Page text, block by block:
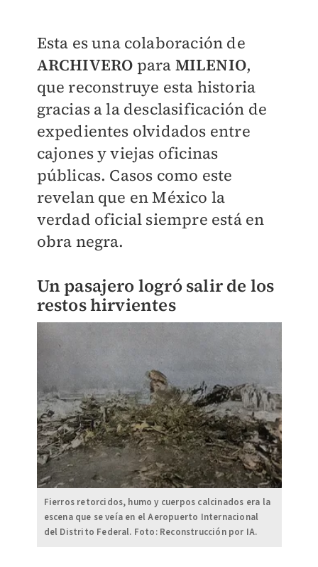
Esta es una colaboración de
ARCHIVERO para MILENIO,
que reconstruye esta historia
gracias a la desclasificación de
expedientes olvidados entre
cajones y viejas oficinas
públicas. Casos como este
revelan que en México la
verdad oficial siempre está en
obra negra.
Un pasajero logró salir de los
restos hirvientes
Fierros retorcidos, humo y cuerpos calcinados era la
escena que se veía en el Aeropuerto Internacional
del Distrito Federal. Foto: Reconstrucción por IA.